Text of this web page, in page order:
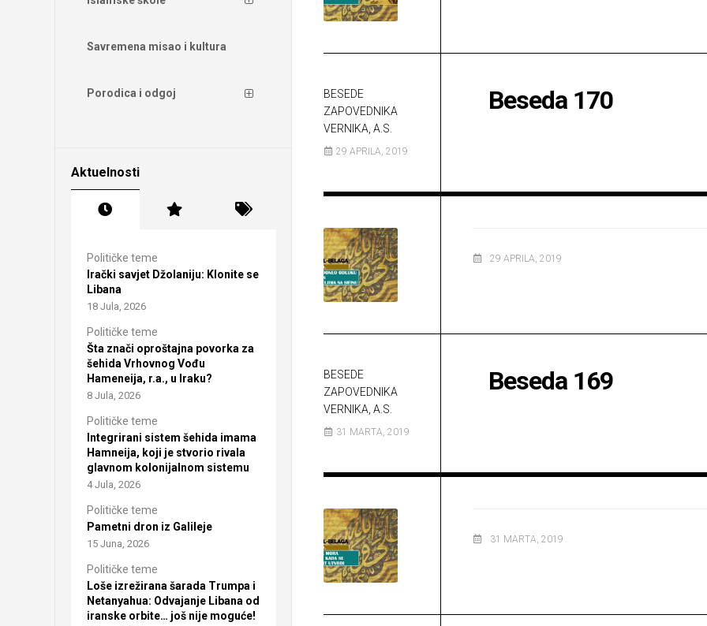
djela
BESEDE
ZAPOVEDNIKA
VERNIKA, A.S.
29 APRILA, 2019
Beseda 170
29 APRILA, 2019
BESEDE
ZAPOVEDNIKA
VERNIKA, A.S.
31 MARTA, 2019
Beseda 169
31 MARTA, 2019
Savremena misao i kultura
Porodica i odgoj
Aktuelnosti
Političke teme
Irački savjet Džolaniju: Klonite se
Libana
18 Jula, 2026
Političke teme
Šta znači oproštajna povorka za
šehida Vrhovnog Vođu
Hameneija, r.a., u Iraku?
8 Jula, 2026
Političke teme
Integrirani sistem šehida imama
Hamneija, koji je stvorio rivala
glavnom kolonijalnom sistemu
4 Jula, 2026
Političke teme
Pametni dron iz Galileje
15 Juna, 2026
Političke teme
Loše izrežirana šarada Trumpa i
Netanyahua: Odvajanje Libana od
iranske orbite… još nije moguće!